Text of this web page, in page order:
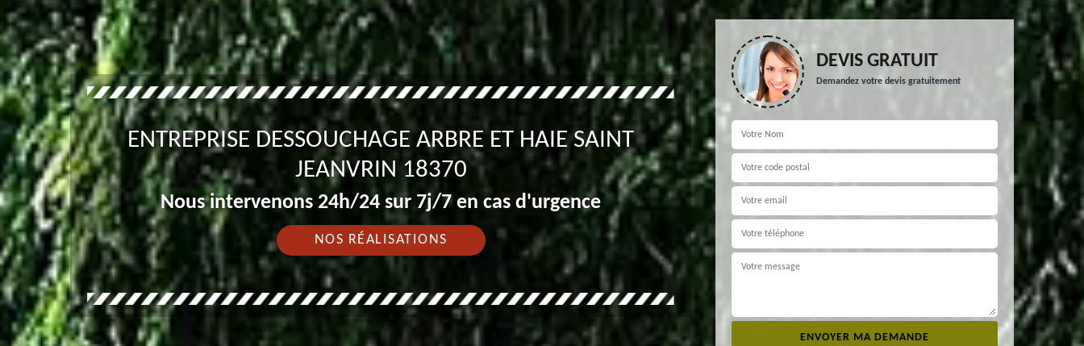
ENTREPRISE DESSOUCHAGE ARBRE ET HAIE SAINT
JEANVRIN 18370
Nous intervenons 24h/24 sur 7j/7 en cas d'urgence
NOS RÉALISATIONS
DEVIS GRATUIT
Demandez votre devis gratuitement